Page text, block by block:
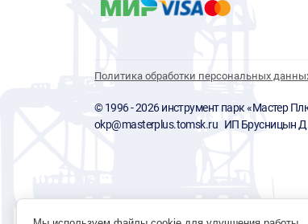
Политика обработки персональных
© 1996 - 2026 инструмент парк «Мастер
okp@masterplus.tomsk.ru ИП Брусницын